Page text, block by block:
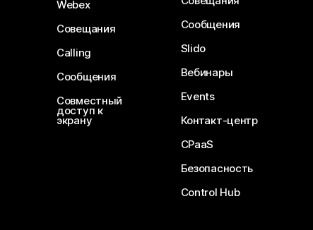
Webex
Совещания
Calling
Сообщения
Совместный
доступ к
экрану
Сообщения
Slido
Вебинары
Events
Контакт-центр
CPaaS
Безопасность
Control Hub